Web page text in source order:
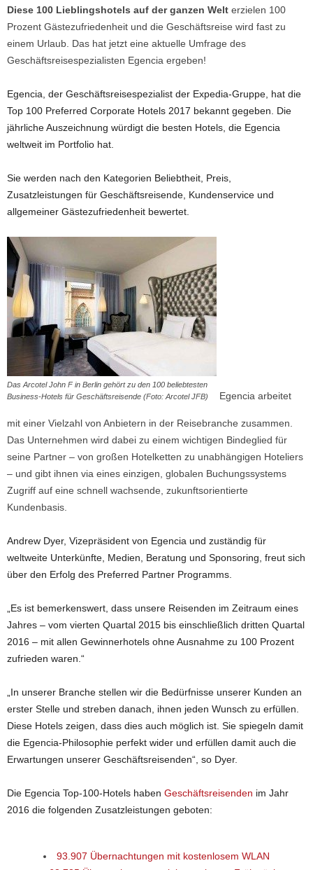
Diese 100 Lieblingshotels auf der ganzen Welt erzielen 100
Prozent Gästezufriedenheit und die Geschäftsreise wird fast zu
einem Urlaub. Das hat jetzt eine aktuelle Umfrage des
Geschäftsreisespezialisten Egencia ergeben!
Egencia, der Geschäftsreisespezialist der Expedia-Gruppe, hat die
Top 100 Preferred Corporate Hotels 2017 bekannt gegeben. Die
jährliche Auszeichnung würdigt die besten Hotels, die Egencia
weltweit im Portfolio hat.
Sie werden nach den Kategorien Beliebtheit, Preis,
Zusatzleistungen für Geschäftsreisende, Kundenservice und
allgemeiner Gästezufriedenheit bewertet.
Das Arcotel John F in Berlin gehört zu den 100 beliebtesten
Business-Hotels für Geschäftsreisende (Foto: Arcotel JFB)
Egencia arbeitet
mit einer Vielzahl von Anbietern in der Reisebranche zusammen.
Das Unternehmen wird dabei zu einem wichtigen Bindeglied für
seine Partner – von großen Hotelketten zu unabhängigen Hoteliers
– und gibt ihnen via eines einzigen, globalen Buchungssystems
Zugriff auf eine schnell wachsende, zukunftsorientierte
Kundenbasis.
Andrew Dyer, Vizepräsident von Egencia und zuständig für
weltweite Unterkünfte, Medien, Beratung und Sponsoring, freut sich
über den Erfolg des Preferred Partner Programms.
„Es ist bemerkenswert, dass unsere Reisenden im Zeitraum eines
Jahres – vom vierten Quartal 2015 bis einschließlich dritten Quartal
2016 – mit allen Gewinnerhotels ohne Ausnahme zu 100 Prozent
zufrieden waren.“
„In unserer Branche stellen wir die Bedürfnisse unserer Kunden an
erster Stelle und streben danach, ihnen jeden Wunsch zu erfüllen.
Diese Hotels zeigen, dass dies auch möglich ist. Sie spiegeln damit
die Egencia-Philosophie perfekt wider und erfüllen damit auch die
Erwartungen unserer Geschäftsreisenden“, so Dyer.
Die Egencia Top-100-Hotels haben Geschäftsreisenden im Jahr
2016 die folgenden Zusatzleistungen geboten:
93.907 Übernachtungen mit kostenlosem WLAN